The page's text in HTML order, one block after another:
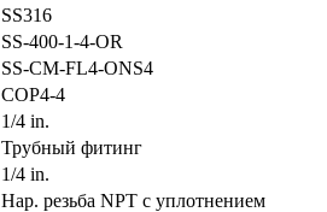
SS316
SS-400-1-4-OR
SS-CM-FL4-ONS4
COP4-4
1/4 in.
Трубный фитинг
1/4 in.
Нар. резьба NPT с уплотнением